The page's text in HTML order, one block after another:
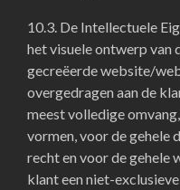
10.3. De Intellectuele
het visuele ontwerp van
gecreëerde website/
overgedragen aan de
meest volledige
vormen, voor de gehele
recht en voor de gehele
klant een niet-